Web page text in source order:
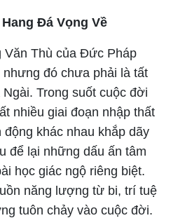
Đá Vọng Về
Văn Thù của Đức Pháp
đó chưa phải là tất
Trong suốt cuộc đời
nhiều giai đoạn nhập thất
khác nhau khắp dãy
để lại những dấu ấn tâm
học giác ngộ riêng biệt.
năng lượng từ bi, trí tuệ
tuôn chảy vào cuộc đời.